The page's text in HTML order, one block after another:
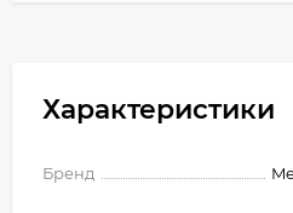
Характеристики
Бренд